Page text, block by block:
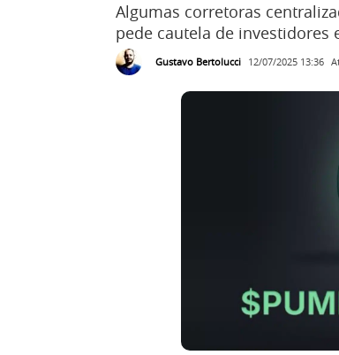
Algumas corretoras
pede cautela de investidores
Gustavo Bertolucci 12/07/2025 13:36